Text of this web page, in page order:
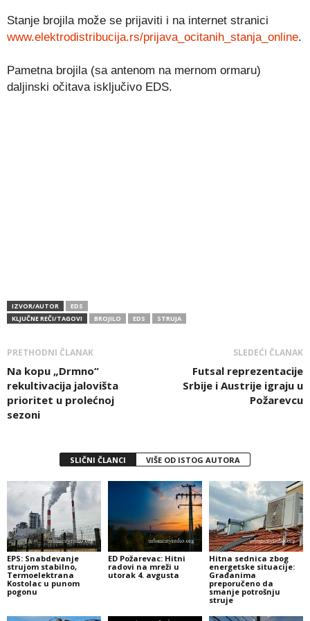
Stanje brojila može se prijaviti i na internet stranici
www.elektrodistribucija.rs/prijava_ocitanih_stanja_online.
Pametna brojila (sa antenom na mernom ormaru)
daljinski očitava isključivo EDS.
IZVOR/AUTOR
EDS
KLJUČNE REČI/TAGOVI
BROJILO EDS STRUJA
PRETHODNI ČLANAK
Na kopu „Drmno“
rekultivacija jalovišta
prioritet u prolećnoj
sezoni
SLEDEĆI ČLANAK
Futsal reprezentacije
Srbije i Austrije igraju u
Požarevcu
SLIČNI ČLANCI VIŠE OD ISTOG AUTORA
EPS: Snabdevanje
strujom stabilno,
Termoelektrana
Kostolac u punom
pogonu
ED Požarevac: Hitni
radovi na mreži u
utorak 4. avgusta
Hitna sednica zbog
energetske situacije:
Građanima
preporučeno da
smanje potrošnju
struje